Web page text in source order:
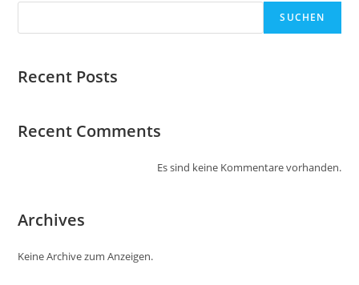
SUCHEN
Recent Posts
Recent Comments
Es sind keine Kommentare vorhanden.
Archives
Keine Archive zum Anzeigen.